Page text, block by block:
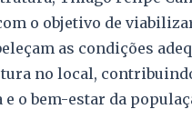
o objetivo de
as condições
no local,
e o bem-estar da